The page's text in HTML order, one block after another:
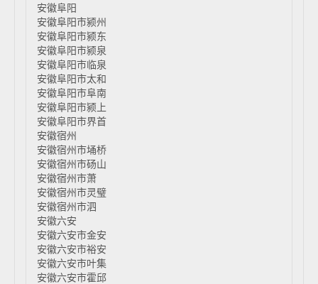
安徽阜阳
安徽阜阳市颍州
安徽阜阳市颍东
安徽阜阳市颍泉
安徽阜阳市临泉
安徽阜阳市太和
安徽阜阳市阜南
安徽阜阳市颍上
安徽阜阳市界首
安徽宿州
安徽宿州市埇桥
安徽宿州市砀山
安徽宿州市萧
安徽宿州市灵璧
安徽宿州市泗
安徽六安
安徽六安市金安
安徽六安市裕安
安徽六安市叶集
安徽六安市霍邱